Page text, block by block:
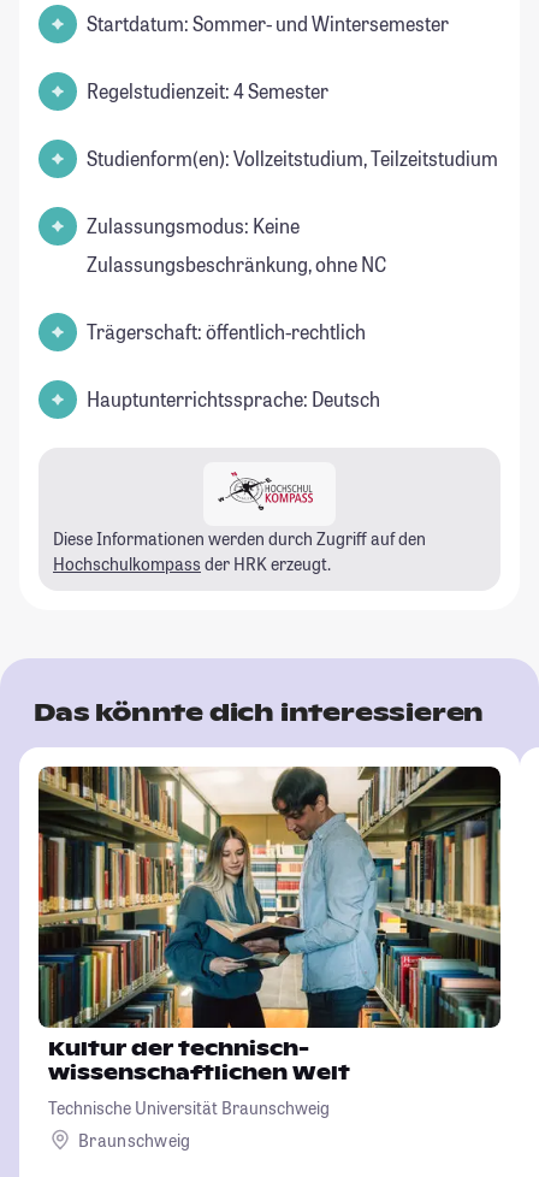
Startdatum: Sommer- und Wintersemester
Regelstudienzeit: 4 Semester
Studienform(en): Vollzeitstudium, Teilzeitstudium
Zulassungsmodus: Keine
Zulassungsbeschränkung, ohne NC
Trägerschaft: öffentlich-rechtlich
Hauptunterrichtssprache: Deutsch
Diese Informationen werden durch Zugriff auf den
Hochschulkompass der HRK erzeugt.
Das könnte dich interessieren
Kultur der technisch-
wissenschaftlichen Welt
Technische Universität Braunschweig
Braunschweig